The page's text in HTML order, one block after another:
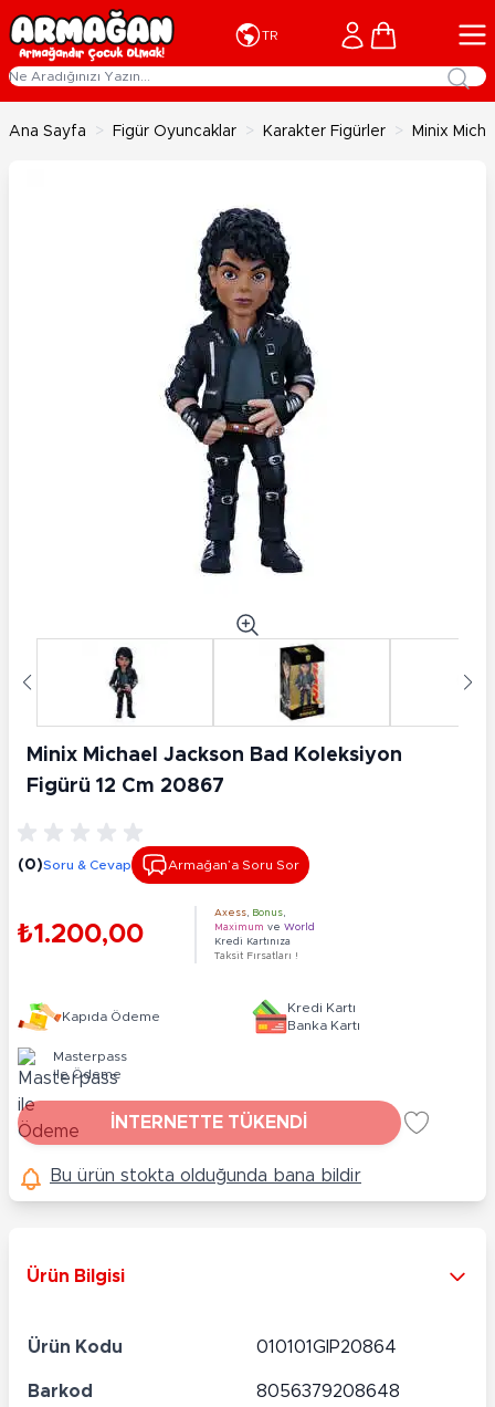
İçeriğe geç
TR Cart
Ana Sayfa > Figür Oyuncaklar > Karakter Figürler > Minix
Minix Michael Jackson Bad Koleksiyon
Figürü 12 Cm 20867
(0)Soru & Cevap Armağan’a Soru Sor
₺1.200,00
Axess Bonus
Maximum ve World
Kredi Kartınıza
Taksit Fırsatları !
Kapıda Ödeme
Kredi Kartı
Banka Kartı
Masterpass
ile Ödeme
İNTERNETTE TÜKENDİ
Bu ürün stokta olduğunda bana bildir
Ürün Bilgisi
Ürün Kodu 010101GIP20864
Barkod 8056379208648